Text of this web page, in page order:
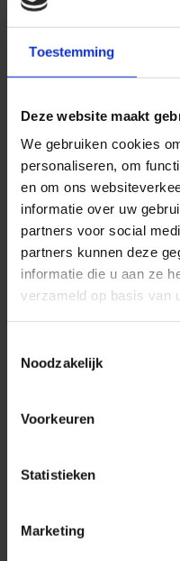
Toestemming
Deze website maakt
We gebruiken cookies
personaliseren, om
en om ons
informatie over uw
partners voor social
partners kunnen deze
informatie die u aan ze
verzameld op basis van
Noodzakelijk
Voorkeuren
Statistieken
Marketing
Wie is
Wij zijn er voor
koers willen varen.
Of het nu gaat om
borgen van jouw
Medifactor helpt jou